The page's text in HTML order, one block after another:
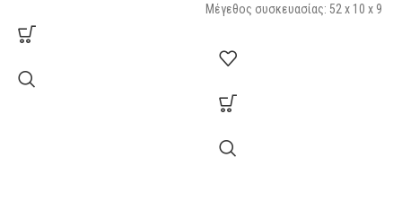
Μέγεθος συσκευασίας: 52 x 10 x 9